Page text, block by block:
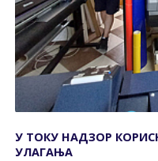
У ТОКУ НАДЗОР
УЛАГАЊА